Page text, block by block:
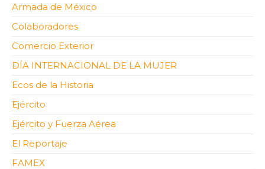
Armada de México
Colaboradores
Comercio Exterior
DÍA INTERNACIONAL DE LA MUJER
Ecos de la Historia
Ejército
Ejército y Fuerza Aérea
El Reportaje
FAMEX